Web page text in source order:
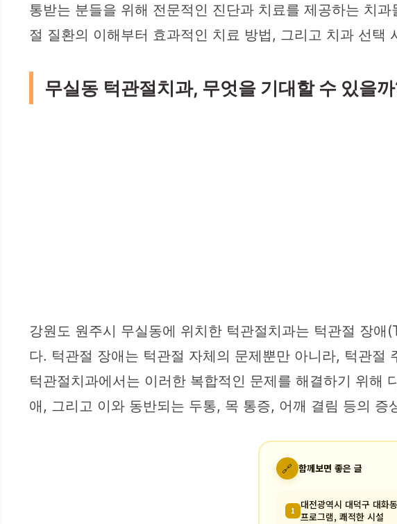
통받는 분들을 위해 전문적인 진단과 치료를 제공하는 치
절 질환의 이해부터 효과적인 치료 방법, 그리고 치과 선
무실동 턱관절치과, 무엇을 기대할 수 있을
강원도 원주시 무실동에 위치한 턱관절치과는 턱관절 장
다. 턱관절 장애는 턱관절 자체의 문제뿐만 아니라, 턱관
턱관절치과에서는 이러한 복합적인 문제를 해결하기 위해
애, 그리고 이와 동반되는 두통, 목 통증, 어깨 결림 등의
🔗 함께보면 좋은 글
1 대전광역시 대덕구 대화
프로그램, 쾌적한 시설